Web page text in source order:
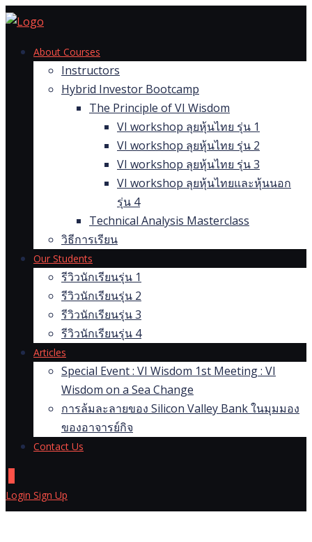
Skip
contentAbout Courses
Instructors
Hybrid Investor Bootcamp
The Principle of VI Wisdom
VI workshop ลุยหุ้นไทย รุ่น 1
VI workshop ลุยหุ้นไทย รุ่น 2
VI workshop ลุยหุ้นไทย รุ่น 3
VI workshop ลุยหุ้นไทยและหุ้นนอก
รุ่น 4
Technical Analysis Masterclass
วิธีการเรียน
Our Students
รีวิวนักเรียนรุ่น 1
รีวิวนักเรียนรุ่น 2
รีวิวนักเรียนรุ่น 3
รีวิวนักเรียนรุ่น 4
Articles
Special Event : VI Wisdom 1st Meeting : VI
Wisdom on a Sea Change
การล้มละลายของ Silicon Valley Bank ในมุมมอง
ของอาจารย์กิจ
Contact Us
Login Sign Up